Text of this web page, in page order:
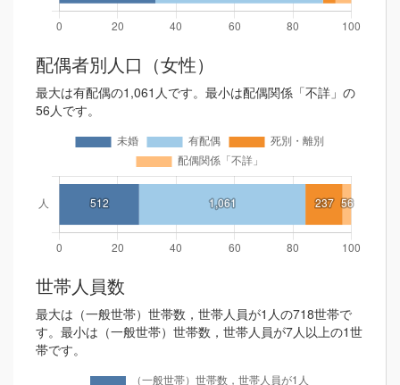
配偶者別人口（女性）
最大は有配偶の1,061人です。最小は配偶関係「不詳」の
56人です。
世帯人員数
最大は（一般世帯）世帯数，世帯人員が1人の718世帯で
す。最小は（一般世帯）世帯数，世帯人員が7人以上の1世
帯です。